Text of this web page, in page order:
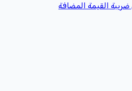
القيمة المضافة